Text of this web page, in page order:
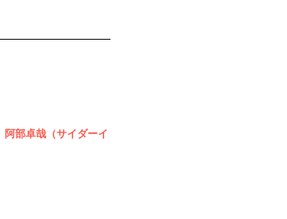
阿部卓哉（サイダーイ